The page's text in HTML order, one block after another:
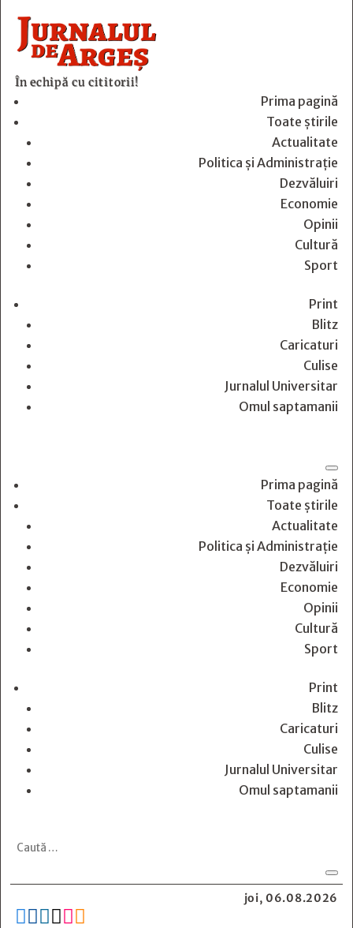
În echipă cu cititorii!
Prima pagină
Toate știrile
Actualitate
Politica și Administrație
Dezvăluiri
Economie
Opinii
Cultură
Sport
Print
Blitz
Caricaturi
Culise
Jurnalul Universitar
Omul saptamanii
Prima pagină
Toate știrile
Actualitate
Politica și Administrație
Dezvăluiri
Economie
Opinii
Cultură
Sport
Print
Blitz
Caricaturi
Culise
Jurnalul Universitar
Omul saptamanii
joi, 06.08.2026
     